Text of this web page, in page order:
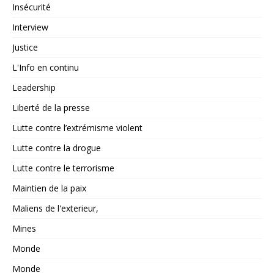
Insécurité
Interview
Justice
L'Info en continu
Leadership
Liberté de la presse
Lutte contre l’extrémisme violent
Lutte contre la drogue
Lutte contre le terrorisme
Maintien de la paix
Maliens de l'exterieur,
Mines
Monde
Monde